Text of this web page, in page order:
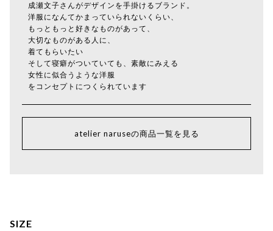
成瀬文子さんがデザインを手掛けるブランド。
洋服になんてかまっていられないくらい、
もっともっと好きなものがあって、
大切なものがある人に、
着てもらいたい
そして寝癖がついていても、素敵にみえる
女性に似合うような洋服
をコンセプトにつくられています
atelier naruseの商品一覧を見る
SIZE